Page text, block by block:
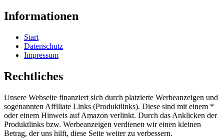
Informationen
Start
Datenschutz
Impressum
Rechtliches
Unsere Webseite finanziert sich durch platzierte Werbeanzeigen und
sogenannten Affiliate Links (Produktlinks). Diese sind mit einem *
oder einem Hinweis auf Amazon verlinkt. Durch das Anklicken der
Produktlinks bzw. Werbeanzeigen verdienen wir einen kleinen
Betrag, der uns hilft, diese Seite weiter zu verbessern.